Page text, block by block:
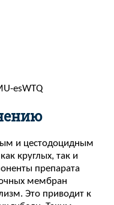
esWTQ
и цестодоцидным
круглых, так и
препарата
мембран
Это приводит к